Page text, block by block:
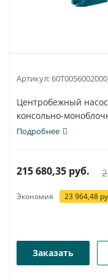
Артикул:60T0056002000
Центробежный
консольно-
Подробнее
215 680,35 руб.
Экономия 23 964,48
Заказать